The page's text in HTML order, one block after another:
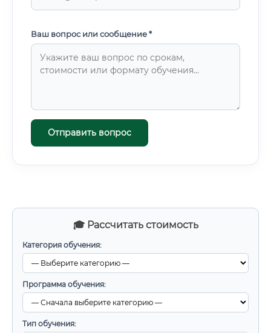
🎓 Рассчитать стоимость
Категория обучения:
Программа обучения:
Тип обучения:
Ваш вопрос или сообщение *
Отправить вопрос